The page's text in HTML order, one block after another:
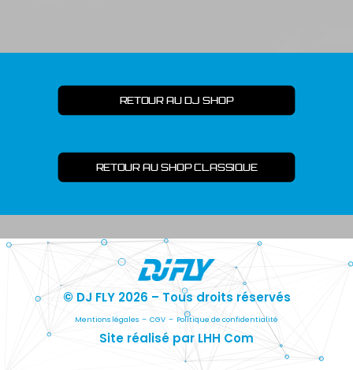
RETOUR AU DJ SHOP
RETOUR AU SHOP CLASSIQUE
© DJ FLY 2026 – Tous droits réservés
Mentions légales – CGV – Politique de confidentialité
Site réalisé par LHH Com